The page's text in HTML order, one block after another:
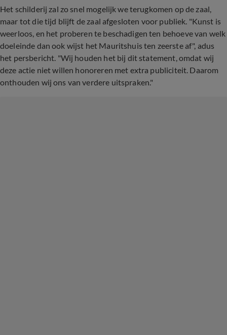
Het schilderij zal zo snel mogelijk we terugkomen op de zaal,
maar tot die tijd blijft de zaal afgesloten voor publiek. "Kunst is
weerloos, en het proberen te beschadigen ten behoeve van welk
doeleinde dan ook wijst het Mauritshuis ten zeerste af", adus
het persbericht. "Wij houden het bij dit statement, omdat wij
deze actie niet willen honoreren met extra publiciteit. Daarom
onthouden wij ons van verdere uitspraken."